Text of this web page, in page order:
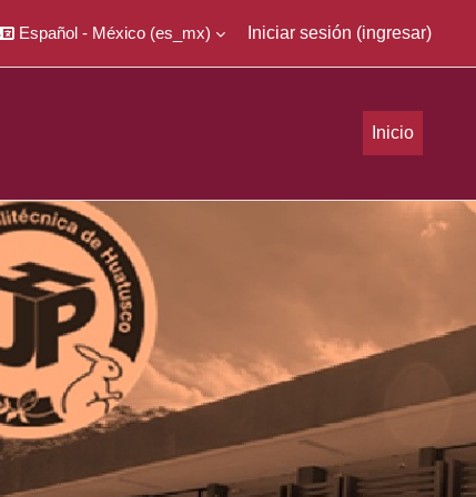
Español - México ‎(es_mx)‎ Iniciar sesión (ingresar)
Inicio